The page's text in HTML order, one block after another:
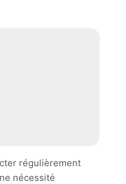
régulièrement
nécessité